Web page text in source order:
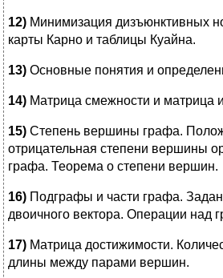
12) Минимизация дизъюнктивных
карты Карно и таблицы Куайна.
13) Основные понятия и
14) Матрица смежности и матрица
15) Степень вершины графа.
отрицательная степени вершины
графа. Теорема о степени вершин.
16) Подграфы и части графа.
двоичного вектора. Операции над
17) Матрица достижимости.
длины между парами вершин.